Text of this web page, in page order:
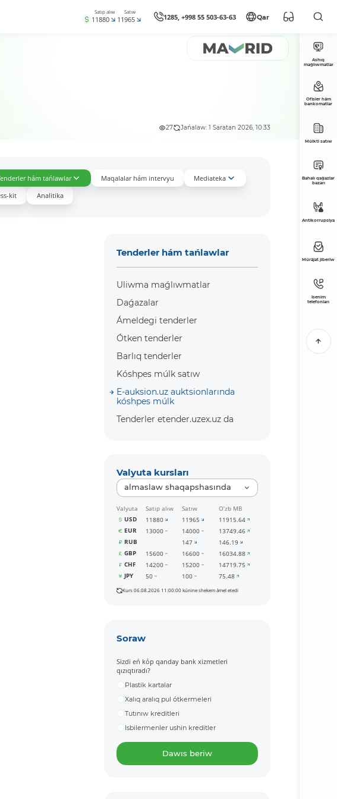
Satıp alıw
11880
Satıw
11965 1285, +998 55 503-63-63 Qar
27 Jańalaw: 1 Saratan 2026, 10:33
hám tańlawlar Maqalalar hám intervyu
Mediateka
kit Analitika
Tenderler hám tańlawlar
Uliwma maǵlıwmatlar
Daǵazalar
Ámeldegi tenderler
Ótken tenderler
Barlıq tenderler
Kóshpes múlk satıw
E-auksion.uz auktsionlarında
kóshpes múlk
Tenderler etender.uzex.uz da
Valyuta kursları
almaslaw shaqapshasında
Valyuta Satıp alıw Satıw
O‘zb MB
USD
11880 11965
11915.64
EUR
13000 14000
13749.46
RUB
147
146.19
GBP
15600 16600
16034.88
CHF
14200 15200
14719.75
JPY
50 100 75.48
Kurs 06.08.2026 11:00:00 kúnine shekem ámel etedi
Soraw
Sizdi eń kóp qanday bank xizmetleri
qızıqtıradı?
Plastik kartalar
Xalıq aralıq pul ótkermeleri
Tutınıw kreditleri
Isbilermenler ushin kreditler
Dawıs beriw
Ashıq
maǵlıwmatlar
Ofisler hám
bankomatlar
Múlkti satıw
Bahalı qaǵazlar
bazarı
Antikorrupsiya
Múrájat jiberiw
Isenim
telefonları